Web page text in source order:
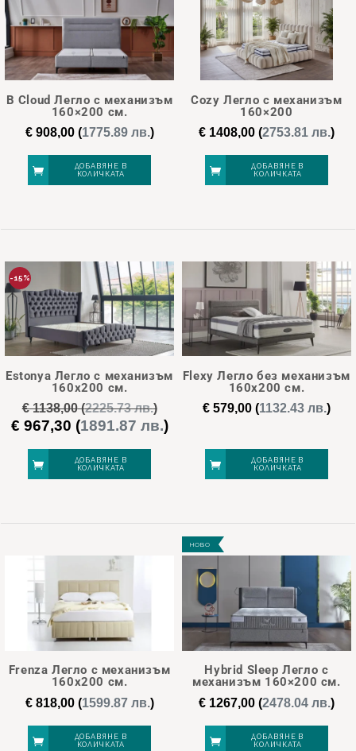
multiple
variants.
The
options
be
chosen
on
the
B Cloud Легло с механизъм
160×200 см.
€908,00(1775.89 лв.)
ДОБАВЯНЕ В
КОЛИЧКАТА
Cozy Легло с механизъм
160×200
€1408,00(2753.81 лв.)
ДОБАВЯНЕ В
КОЛИЧКАТА
-15%
Estonya Легло с механизъм
160х200 см.
€1138,00(2225.73 лв.)
Original
was:
€ 1138,00.
€ 967,30 (1891.87 лв.)Текущата
€ 967,30.
ДОБАВЯНЕ В
КОЛИЧКАТА
Flexy Легло без механизъм
160х200 см.
€579,00(1132.43 лв.)
ДОБАВЯНЕ В
КОЛИЧКАТА
Frenza Легло с механизъм
160х200 см.
€818,00(1599.87 лв.)
ДОБАВЯНЕ В
КОЛИЧКАТА
НОВО
Hybrid Sleep Легло с
механизъм 160×200 см.
€1267,00(2478.04 лв.)
ДОБАВЯНЕ В
КОЛИЧКАТА